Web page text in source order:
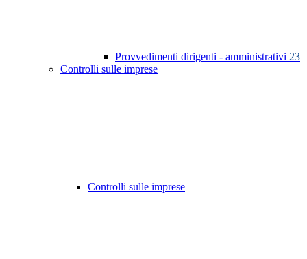
Provvedimenti dirigenti - amministrativi 23
Controlli sulle imprese
Controlli sulle imprese